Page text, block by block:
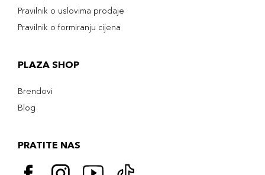
Pravilnik o uslovima prodaje
Pravilnik o formiranju cijena
PLAZA SHOP
Brendovi
Blog
PRATITE NAS